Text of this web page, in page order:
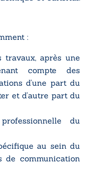
:
après une
compte des
d’une part du
et d’autre part du
du
au sein du
de communication